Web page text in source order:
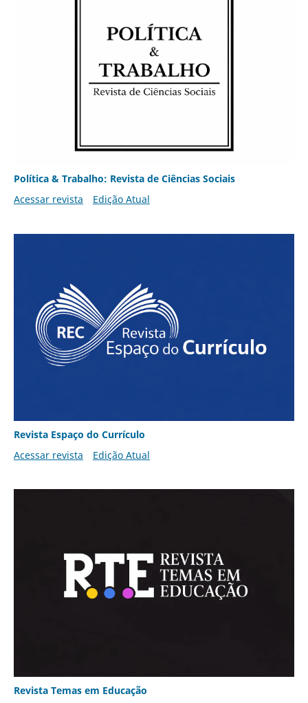
Política & Trabalho: Revista de Ciências Sociais
Acessar revista
Edição Atual
Revista Espaço do Currículo
Acessar revista
Edição Atual
Revista Temas em Educação